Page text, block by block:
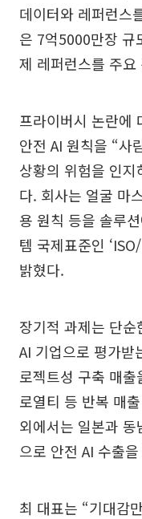
데이터와 레퍼런스
은 7억5000만장 규
제 레퍼런스를 주
프라이버시 논란에
안전 AI 원칙을 “사
상황의 위험을 인
다. 회사는 얼굴 마
용 원칙 등을 솔루
템 국제표준인
밝혔다.
장기적 과제는 단
AI 기업으로 평가받
로젝트성 구축 매
로열티 등 반복 매
외에서는 일본과
으로 안전 AI 수출
최 대표는 “기대감